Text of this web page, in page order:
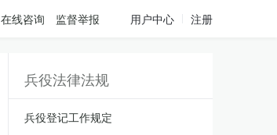
在线咨询 监督举报 用户中心 注册
兵役法律法规
兵役登记工作规定